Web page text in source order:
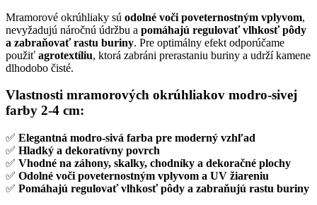
Mramorové okrúhliaky sú odolné voči poveternostným vplyvom,
nevyžadujú náročnú údržbu a pomáhajú regulovať vlhkosť pôdy
a zabraňovať rastu buriny. Pre optimálny efekt odporúčame
použiť agrotextíliu, ktorá zabráni prerastaniu buriny a udrží kamene
dlhodobo čisté.
Vlastnosti mramorových okrúhliakov modro-sivej
farby 2-4 cm:
✅ Elegantná modro-sivá farba pre moderný vzhľad
✅ Hladký a dekoratívny povrch
✅ Vhodné na záhony, skalky, chodníky a dekoračné plochy
✅ Odolné voči poveternostným vplyvom a UV žiareniu
✅ Pomáhajú regulovať vlhkosť pôdy a zabraňujú rastu buriny